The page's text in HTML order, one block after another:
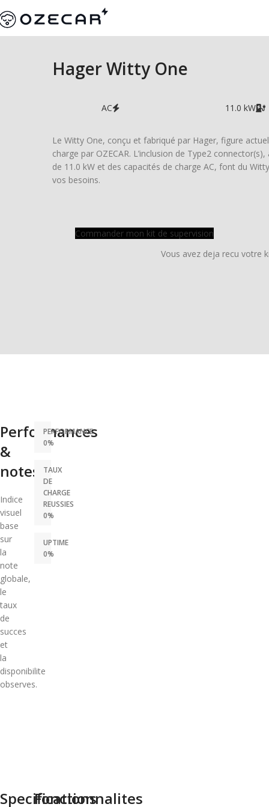
Hager Witty One
AC 11.0 kW
Le Witty One, conçu et fabriqué par Hager, figure
charge par OZECAR. L’inclusion de Type2
de 11.0 kW et des capacités de charge AC, font du
vos besoins.
Commander mon kit de supervision
Vous avez deja recu votre
Performances
&
notes
Indice
visuel
base
sur
la
note
globale,
le
taux
de
succes
et
la
disponibilite
observes.
PERFORMANCE
0%
TAUX
DE
CHARGE
REUSSIES
0%
UPTIME
0%
Specifications
Fonctionnalites